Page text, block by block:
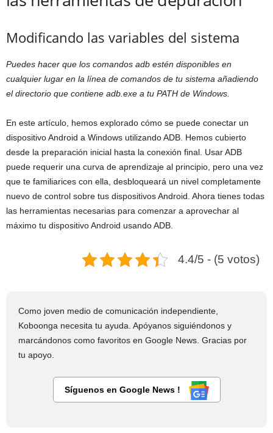
Modificando las variables del sistema
Puedes hacer que los comandos adb estén disponibles en
cualquier lugar en la línea de comandos de tu sistema añadiendo
el directorio que contiene adb.exe a tu PATH de Windows.
En este artículo, hemos explorado cómo se puede conectar un
dispositivo Android a Windows utilizando ADB. Hemos cubierto
desde la preparación inicial hasta la conexión final. Usar ADB
puede requerir una curva de aprendizaje al principio, pero una vez
que te familiarices con ella, desbloqueará un nivel completamente
nuevo de control sobre tus dispositivos Android. Ahora tienes todas
las herramientas necesarias para comenzar a aprovechar al
máximo tu dispositivo Android usando ADB.
4.4/5 - (5 votos)
Como joven medio de comunicación independiente,
Koboonga necesita tu ayuda. Apóyanos siguiéndonos y
marcándonos como favoritos en Google News. Gracias por
tu apoyo.
Síguenos en Google News !